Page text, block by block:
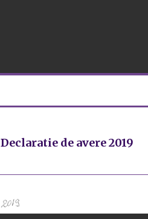
Declaratie de avere 2019